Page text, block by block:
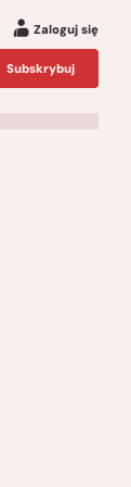
Zaloguj się
Subskrybuj